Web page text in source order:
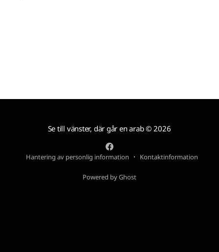
Se till vänster, där går en arab© 2026
Hantering av personlig information Kontaktinformation
Powered by Ghost